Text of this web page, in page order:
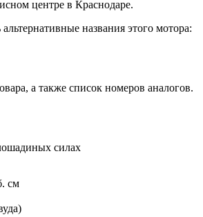
центре в Краснодаре.
названия этого мотора:
а также список номеров аналогов.
силах
см